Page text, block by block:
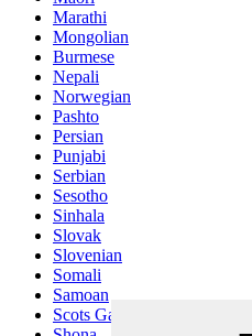
Marathi
Mongolian
Burmese
Nepali
Norwegian
Pashto
Persian
Punjabi
Serbian
Sesotho
Sinhala
Slovak
Slovenian
Somali
Samoan
Scots Gaelic